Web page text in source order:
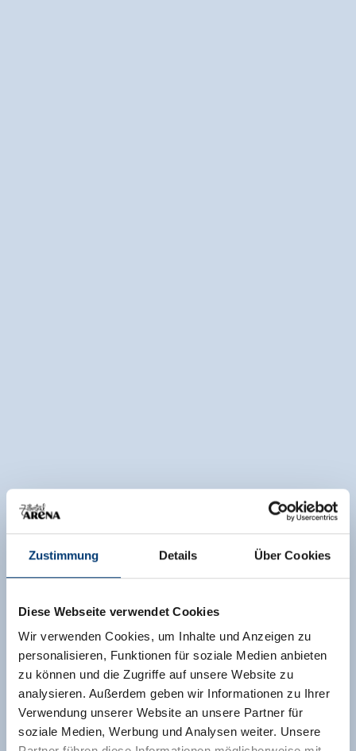
Zustimmung Details Über Cookies
Diese Webseite verwendet Cookies
Wir verwenden Cookies, um Inhalte und Anzeigen zu
personalisieren, Funktionen für soziale Medien anbieten
zu können und die Zugriffe auf unsere Website zu
analysieren. Außerdem geben wir Informationen zu Ihrer
Verwendung unserer Website an unsere Partner für
soziale Medien, Werbung und Analysen weiter. Unsere